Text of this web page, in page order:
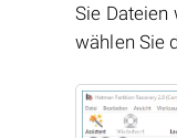
Sie Dateien
wählen Sie